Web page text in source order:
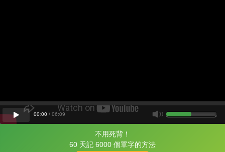
不用死背！
60 天記 6000 個單字的方法
片尾有
攻其不背
00:00 / 06:09